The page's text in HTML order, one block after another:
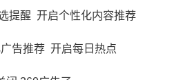
提醒 开启个性化内容推荐
告推荐 开启每日热点